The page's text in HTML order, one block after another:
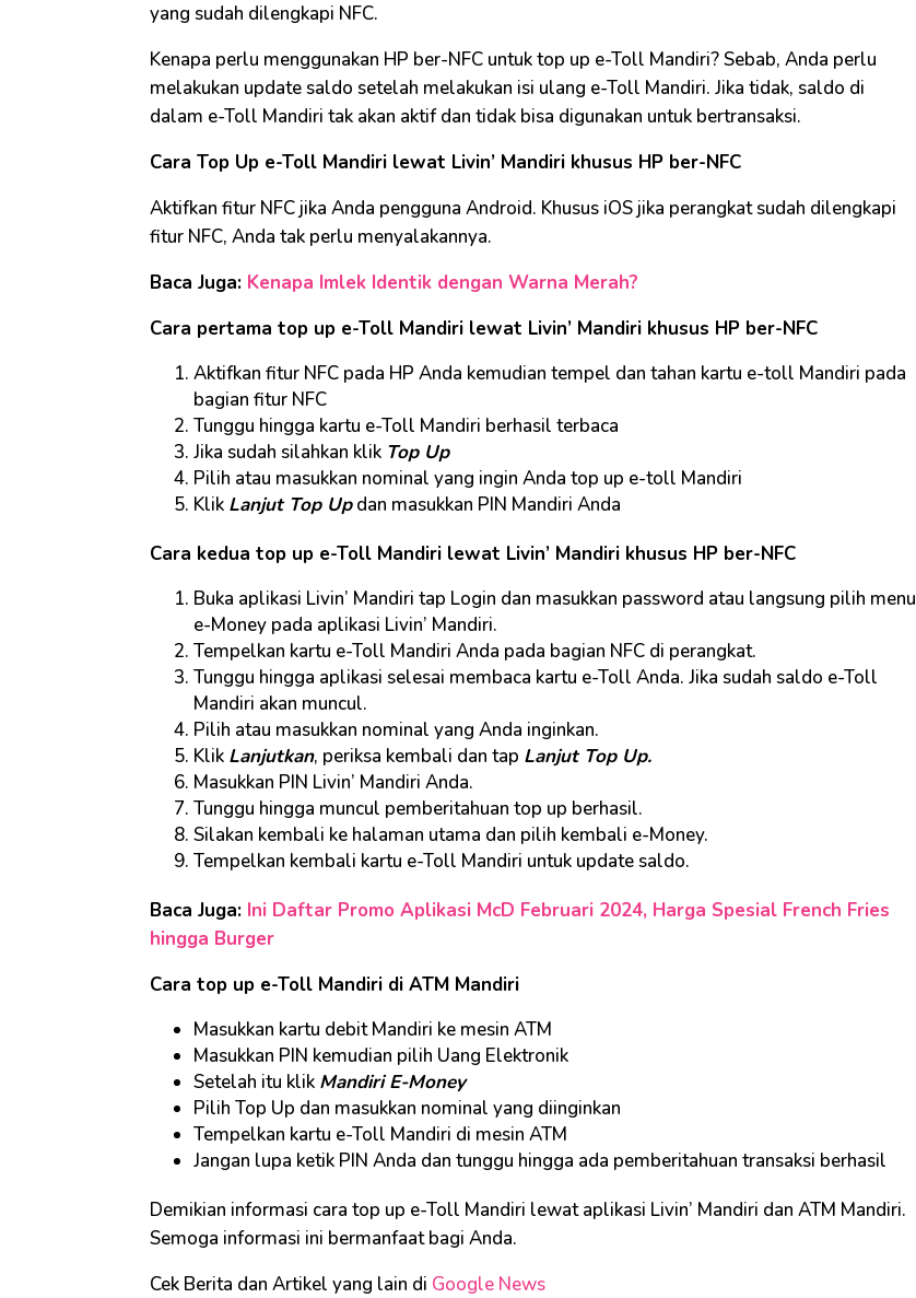
yang sudah dilengkapi NFC.
Kenapa perlu menggunakan HP ber-NFC untuk top up e-Toll Mandiri? Sebab, Anda perlu
melakukan update saldo setelah melakukan isi ulang e-Toll Mandiri. Jika tidak, saldo di
dalam e-Toll Mandiri tak akan aktif dan tidak bisa digunakan untuk bertransaksi.
Cara Top Up e-Toll Mandiri lewat Livin’ Mandiri khusus HP ber-NFC
Aktifkan fitur NFC jika Anda pengguna Android. Khusus iOS jika perangkat sudah dilengkapi
fitur NFC, Anda tak perlu menyalakannya.
Baca Juga: Kenapa Imlek Identik dengan Warna Merah?
Cara pertama top up e-Toll Mandiri lewat Livin’ Mandiri khusus HP ber-NFC
Aktifkan fitur NFC pada HP Anda kemudian tempel dan tahan kartu e-toll Mandiri pada
bagian fitur NFC
Tunggu hingga kartu e-Toll Mandiri berhasil terbaca
Jika sudah silahkan klik Top Up
Pilih atau masukkan nominal yang ingin Anda top up e-toll Mandiri
Klik Lanjut Top Updan masukkan PIN Mandiri Anda
Cara kedua top up e-Toll Mandiri lewat Livin’ Mandiri khusus HP ber-NFC
Buka aplikasi Livin’ Mandiri tap Login dan masukkan password atau langsung pilih menu
e-Money pada aplikasi Livin’ Mandiri.
Tempelkan kartu e-Toll Mandiri Anda pada bagian NFC di perangkat.
Tunggu hingga aplikasi selesai membaca kartu e-Toll Anda. Jika sudah saldo e-Toll
Mandiri akan muncul.
Pilih atau masukkan nominal yang Anda inginkan.
Klik Lanjutkan, periksa kembali dan tap Lanjut Top Up.
Masukkan PIN Livin’ Mandiri Anda.
Tunggu hingga muncul pemberitahuan top up berhasil.
Silakan kembali ke halaman utama dan pilih kembali e-Money.
Tempelkan kembali kartu e-Toll Mandiri untuk update saldo.
Baca Juga: Ini Daftar Promo Aplikasi McD Februari 2024, Harga Spesial French Fries
hingga Burger
Cara top up e-Toll Mandiri di ATM Mandiri
Masukkan kartu debit Mandiri ke mesin ATM
Masukkan PIN kemudian pilih Uang Elektronik
Setelah itu klik Mandiri E-Money
Pilih Top Up dan masukkan nominal yang diinginkan
Tempelkan kartu e-Toll Mandiri di mesin ATM
Jangan lupa ketik PIN Anda dan tunggu hingga ada pemberitahuan transaksi berhasil
Demikian informasi cara top up e-Toll Mandiri lewat aplikasi Livin’ Mandiri dan ATM Mandiri.
Semoga informasi ini bermanfaat bagi Anda.
Cek Berita dan Artikel yang lain di Google News